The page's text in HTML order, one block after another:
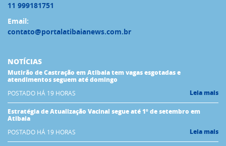
11 999181751
Email:
contato@portalatibaianews.com.br
NOTÍCIAS
Mutirão de Castração em Atibaia tem vagas esgotadas e
atendimentos seguem até domingo
POSTADO HÁ 19 HORAS Leia mais
Estratégia de Atualização Vacinal segue até 1º de setembro em
Atibaia
POSTADO HÁ 19 HORAS Leia mais